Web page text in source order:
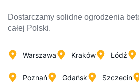
Dostarczamy solidne ogrodzenia
całej Polski.
Warszawa Kraków Łódź
Poznań Gdańsk Szczecin